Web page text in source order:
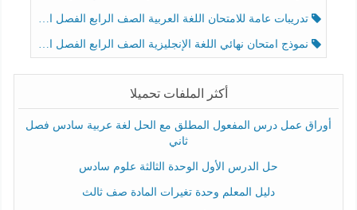
تدريبات عامة للامتحان اللغة العربية الصف الرابع الفصل الثالث
نموذج امتحان نهائي اللغة الإنجليزية الصف الرابع الفصل الثالث
أكثر الملفات تحميلا
أوراق عمل درس المفعول المطلق مع الحل لغة عربية سادس فصل
ثاني
حل الدرس الأول الوحدة الثالثة علوم سادس
دليل المعلم وحدة تغيرات المادة صف ثالث